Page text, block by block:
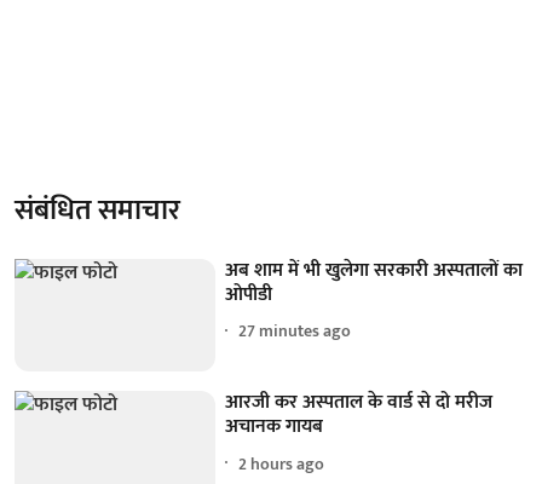
संबंधित समाचार
अब शाम में भी खुलेगा सरकारी अस्पतालों का
ओपीडी
27 minutes ago
आरजी कर अस्पताल के वार्ड से दो मरीज
अचानक गायब
2 hours ago